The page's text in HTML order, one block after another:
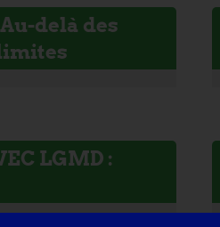
delà des
LGMD :